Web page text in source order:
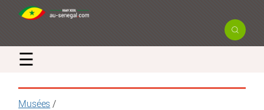
☰
Musées /